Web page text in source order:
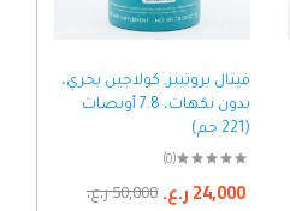
فيتال بروتينز‏, كولاجين بحري،
بدون نكهات، 7.8 أونصات
(221 جم)
(0)
50,000ر.ع. 24,000ر.ع.